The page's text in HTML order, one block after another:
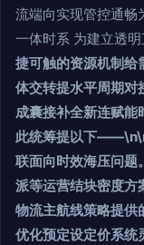
流端向实现管控通畅
一体时系 为建立透
捷可触的资源机制给
体交转提水平周期对
成囊接补全新连赋能
此统筹提以下
联面向时效海压问题
派等运营结块密度方
物流主航线策略提供
优化预定设定价系统